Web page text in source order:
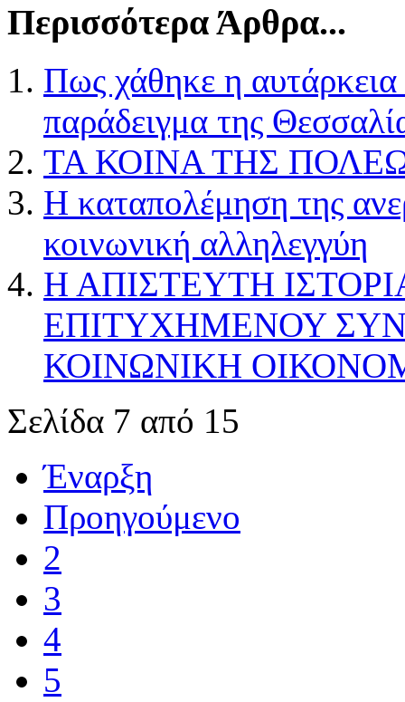
Περισσότερα Άρθρα...
Πως χάθηκε η
παράδειγμα της
ΤΑ ΚΟΙΝΑ ΤΗΣ
Η καταπολέμηση της
κοινωνική αλληλεγγύη
Η ΑΠΙΣΤΕΥΤΗ
ΕΠΙΤΥΧΗΜΕΝΟΥ
ΚΟΙΝΩΝΙΚΗ
Σελίδα 7 από 15
Έναρξη
Προηγούμενο
2
3
4
5